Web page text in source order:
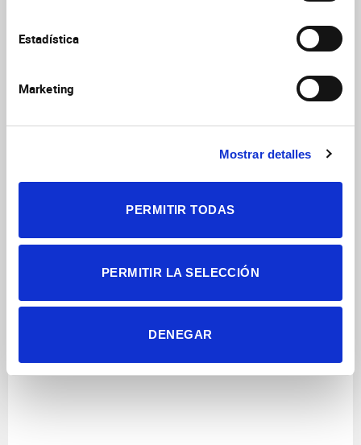
Estadística
Marketing
Mostrar detalles
PERMITIR TODAS
PERMITIR LA SELECCIÓN
DENEGAR
Galería de imágenes